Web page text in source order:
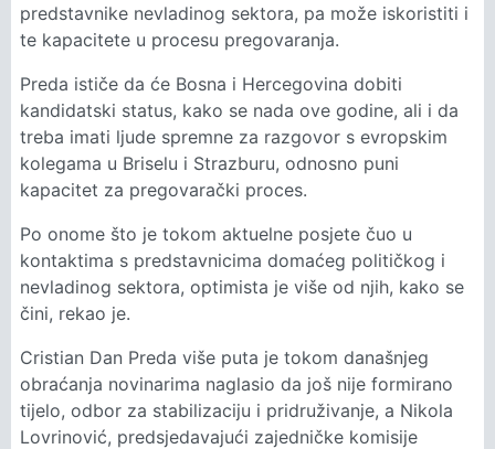
predstavnike nevladinog sektora, pa može iskoristiti i
te kapacitete u procesu pregovaranja.
Preda ističe da će Bosna i Hercegovina dobiti
kandidatski status, kako se nada ove godine, ali i da
treba imati ljude spremne za razgovor s evropskim
kolegama u Briselu i Strazburu, odnosno puni
kapacitet za pregovarački proces.
Po onome što je tokom aktuelne posjete čuo u
kontaktima s predstavnicima domaćeg političkog i
nevladinog sektora, optimista je više od njih, kako se
čini, rekao je.
Cristian Dan Preda više puta je tokom današnjeg
obraćanja novinarima naglasio da još nije formirano
tijelo, odbor za stabilizaciju i pridruživanje, a Nikola
Lovrinović, predsjedavajući zajedničke komisije